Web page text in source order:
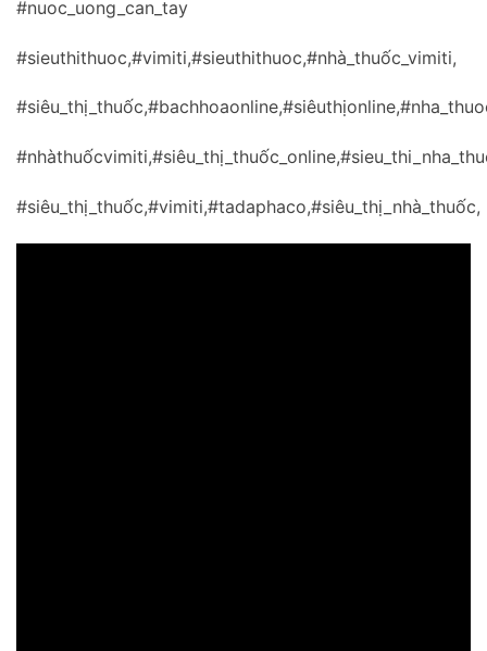
#nuoc_uong_can_tay
#sieuthithuoc,#vimiti,#sieuthithuoc,#nhà_thuốc_vimiti,
#siêu_thị_thuốc,#vimiti,#tadaphaco,#siêu_thị_nhà_thuốc,